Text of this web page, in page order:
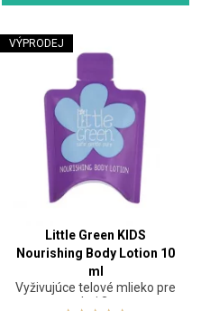
VÝPRODEJ
Little Green KIDS
Nourishing Body Lotion 10
ml
Vyživujúce telové mlieko pre
deti 3+